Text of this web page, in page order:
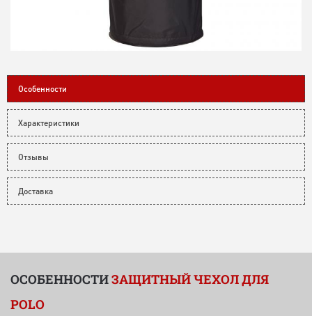
Особенности
Характеристики
Отзывы
Доставка
ОСОБЕННОСТИЗАЩИТНЫЙ ЧЕХОЛ ДЛЯ
POLO